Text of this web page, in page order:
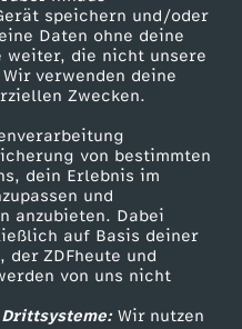
speichern und/oder
Daten ohne deine
die nicht unsere
verwenden deine
Zwecken.
von bestimmten
dein Erlebnis im
und
anzubieten. Dabei
auf Basis deiner
der ZDFheute und
von uns nicht
Wir nutzen
ZDFmitreden
Kontakt zum ZDF
Tickets
Zuschauerservice
Hilfe